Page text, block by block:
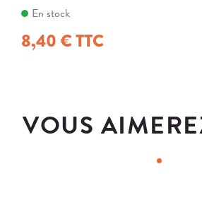
En stock
8,40 € TTC
VOUS